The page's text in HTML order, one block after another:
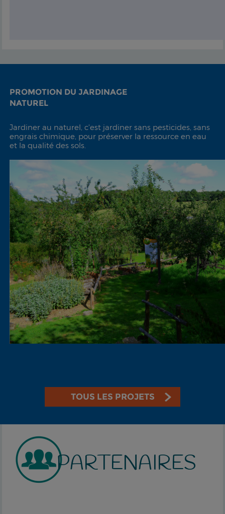
PROMOTION DU JARDINAGE
NATUREL
Jardiner au naturel, c'est jardiner sans pesticides, sans
engrais chimique, pour préserver la ressource en eau
et la qualité des sols.
TOUS LES PROJETS
PARTENAIRES